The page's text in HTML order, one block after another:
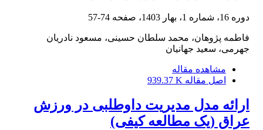
دوره 16، شماره 1، بهار 1403، صفحه 74-57
فاطمه پژوهان، محمد سلطان حسینی، مسعود نادریان
جهرمی، سعید جهانیان
مشاهده مقاله
اصل مقاله 939.37 K
ارائه مدل مدیریت داوطلبی در ورزش
عراق (یک مطالعه کیفی)